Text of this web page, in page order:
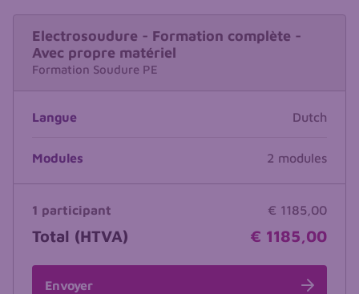
Electrosoudure - Formation complète -
Avec propre matériel
Formation Soudure PE
Langue Dutch
Modules 2 modules
1 participant € 1185,00
Total (HTVA) € 1185,00
Envoyer